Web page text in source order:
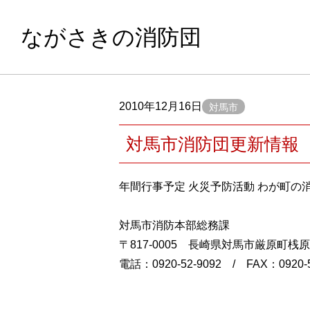
ながさきの消防団
2010年12月16日 対馬市
対馬市消防団更新情報
年間行事予定 火災予防活動 わが町の
対馬市消防本部総務課
〒817-0005 長崎県対馬市厳原町桟
電話：0920-52-9092 / FAX：